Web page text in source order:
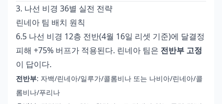
3. 나선 비경 36별 실전 전략
린네아 팀 배치 원칙
6.5 나선 비경 12층 전반(4월 16일 리셋 기준)에 달결정
피해 +75% 버프가 적용된다. 린네아 팀은 전반부 고정
이 답이다.
전반부: 자백/린네아/일루가/콜롬비나 또는 나비아/린네아/콜
롬비나/푸리나